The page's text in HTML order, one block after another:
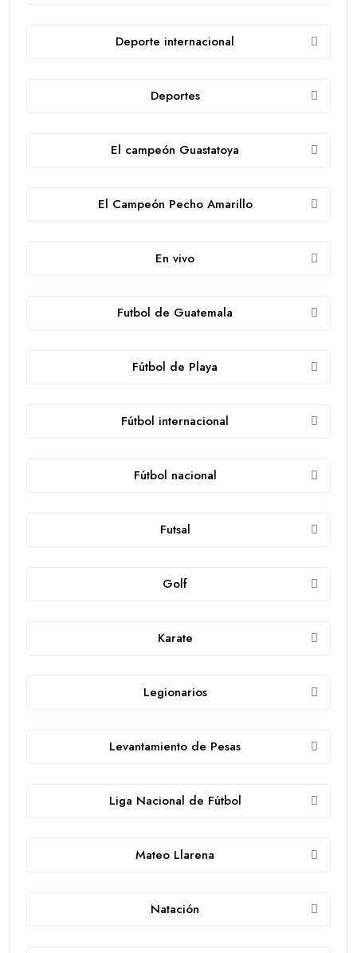
Deporte internacional
Deportes
El campeón Guastatoya
El Campeón Pecho Amarillo
En vivo
Futbol de Guatemala
Fútbol de Playa
Fútbol internacional
Fútbol nacional
Futsal
Golf
Karate
Legionarios
Levantamiento de Pesas
Liga Nacional de Fútbol
Mateo Llarena
Natación